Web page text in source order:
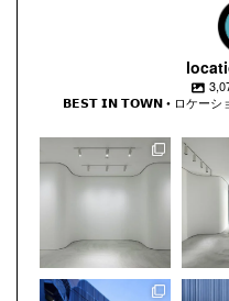
𝗕𝗘𝗦𝗧 𝗜𝗡 𝗧𝗢𝗪𝗡 • ロケーシ